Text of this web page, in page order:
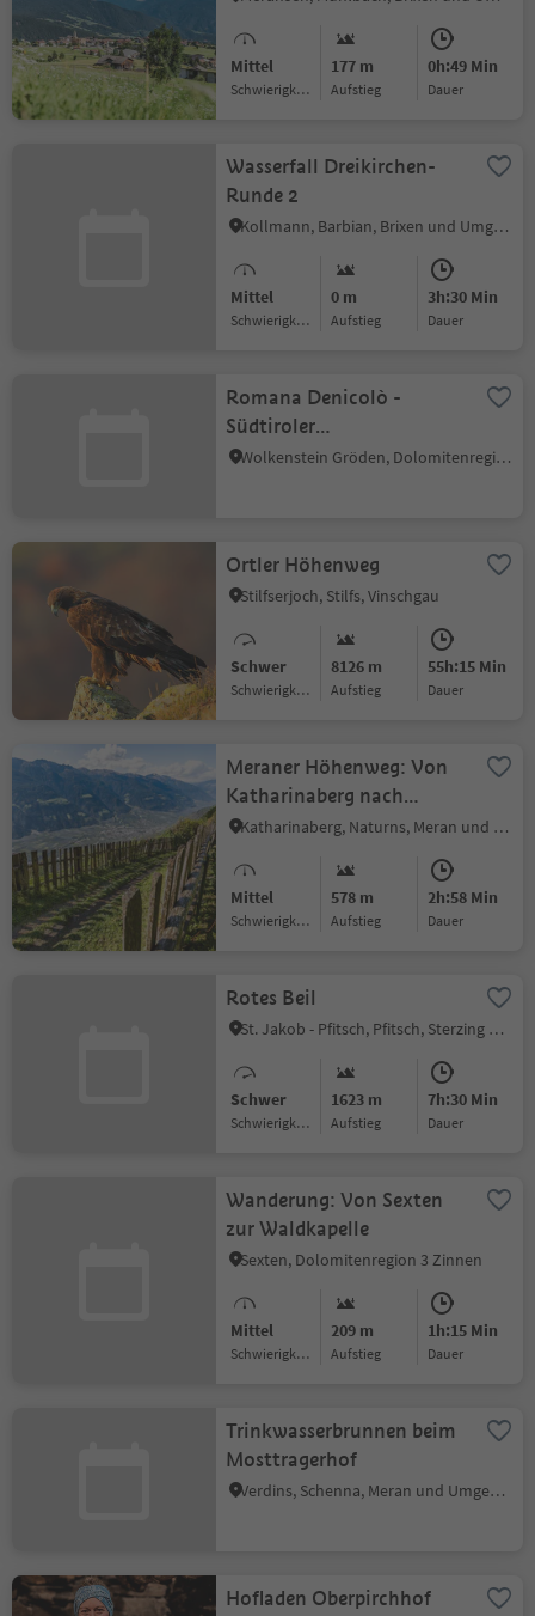
Mittel
Schwierigkeitsgrad
177 m
Aufstieg
0h:49 Min
Dauer
Wasserfall Dreikirchen-
Runde 2
Kollmann, Barbian, Brixen und Umgebung
Mittel
Schwierigkeitsgrad
0 m
Aufstieg
3h:30 Min
Dauer
Romana Denicolò -
Südtiroler
Wanderleiterin/Wanderführerin
Wolkenstein Gröden, Dolomitenregion Gröden
Ortler Höhenweg
Stilfserjoch, Stilfs, Vinschgau
Schwer
Schwierigkeitsgrad
8126 m
Aufstieg
55h:15 Min
Dauer
Meraner Höhenweg: Von
Katharinaberg nach
Unterstell
Katharinaberg, Naturns, Meran und Umgebung
Mittel
Schwierigkeitsgrad
578 m
Aufstieg
2h:58 Min
Dauer
Rotes Beil
St. Jakob - Pfitsch, Pfitsch, Sterzing und Umgebung
Schwer
Schwierigkeitsgrad
1623 m
Aufstieg
7h:30 Min
Dauer
Wanderung: Von Sexten
zur Waldkapelle
Sexten, Dolomitenregion 3 Zinnen
Mittel
Schwierigkeitsgrad
209 m
Aufstieg
1h:15 Min
Dauer
Trinkwasserbrunnen beim
Mosttragerhof
Verdins, Schenna, Meran und Umgebung
Hofladen Oberpirchhof